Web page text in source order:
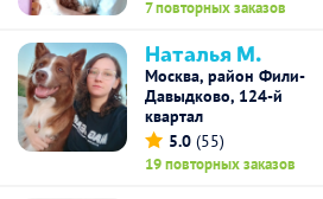
7 повторных заказов
Наталья М.
Москва, район Фили-
Давыдково, 124-й
квартал
5.0 (55)
19 повторных заказов